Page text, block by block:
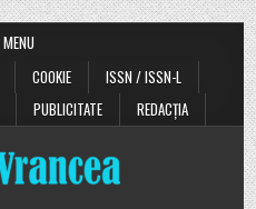
MENU
COOKIE
ISSN / ISSN-L
PUBLICITATE REDACȚIA